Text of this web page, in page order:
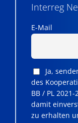
Interreg
E-Mail
Ja,
des
BB / PL
damit
zu erhalten